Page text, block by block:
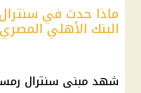
ماذا حدث في
البنك الأهلي
شهد مبنى سنترال